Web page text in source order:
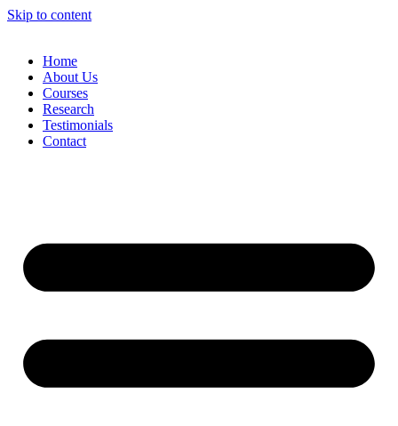
Skip to content
Home
About Us
Courses
Research
Testimonials
Contact